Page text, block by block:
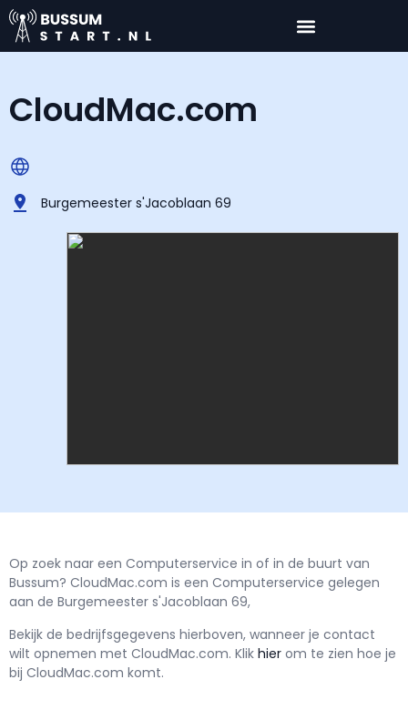
CloudMac.com
Burgemeester s'Jacoblaan 69
Op zoek naar een Computerservice in of in de buurt van
Bussum? CloudMac.com is een Computerservice gelegen
aan de Burgemeester s'Jacoblaan 69,
Bekijk de bedrijfsgegevens hierboven, wanneer je contact
wilt opnemen met CloudMac.com. Klik hier om te zien hoe je
bij CloudMac.com komt.